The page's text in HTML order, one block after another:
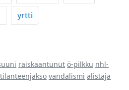
yrtti
raiskaantunut ö-pilkku nhl-
tilanteenjakso vandalismi alistaja